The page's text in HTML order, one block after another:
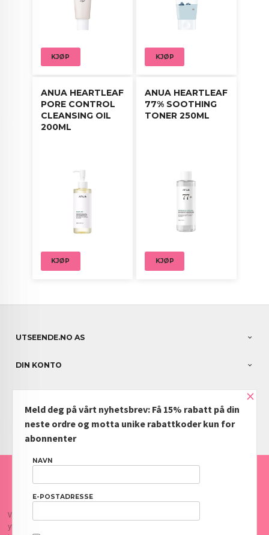
KJØP KJØP
ANUA HEARTLEAF
PORE CONTROL
CLEANSING OIL
200ML
KJØP
ANUA HEARTLEAF
77% SOOTHING
TONER 250ML
KJØP
UTSEENDE.NO AS
DIN KONTO
NYHETSBREV
PARTNERE
FRAKT KJØPSBETINGELSER SIKKERHET OG PERSONVERN
Vår nettbutikk bruker cookies slik at du får en bedre kjøpsopplevelse og vi kan
yte deg bedre service. Vi bruker cookies hovedsaklig til å lagre
×
Meld deg på vårt nyhetsbrev: Få 15% rabatt på din
neste ordre og motta unike rabattkoder kun for
abonnenter
NAVN
E-POSTADRESSE